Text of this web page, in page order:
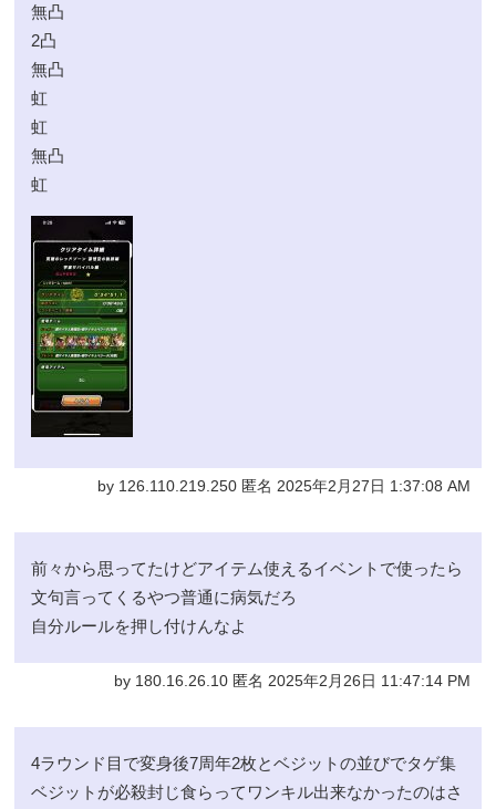
無凸
2凸
無凸
虹
虹
無凸
虹
by 126.110.219.250 匿名 2025年2月27日 1:37:08 AM
前々から思ってたけどアイテム使えるイベントで使ったら
文句言ってくるやつ普通に病気だろ
自分ルールを押し付けんなよ
by 180.16.26.10 匿名 2025年2月26日 11:47:14 PM
4ラウンド目で変身後7周年2枚とベジットの並びでタゲ集
ベジットが必殺封じ食らってワンキル出来なかったのはさ